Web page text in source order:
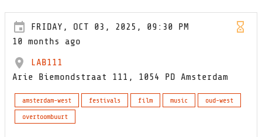
FRIDAY, OCT 03, 2025, 09:30 PM
10 months ago
LAB111
Arie Biemondstraat 111, 1054 PD Amsterdam
amsterdam-west festivals film music
oud-west
overtoombuurt